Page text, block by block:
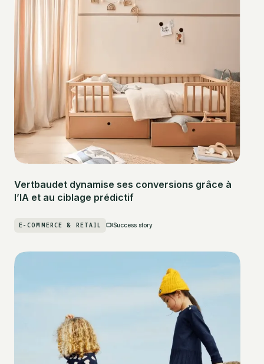
Vertbaudet dynamise ses conversions grâce à
l’IA et au ciblage prédictif
E-COMMERCE & RETAIL Success story